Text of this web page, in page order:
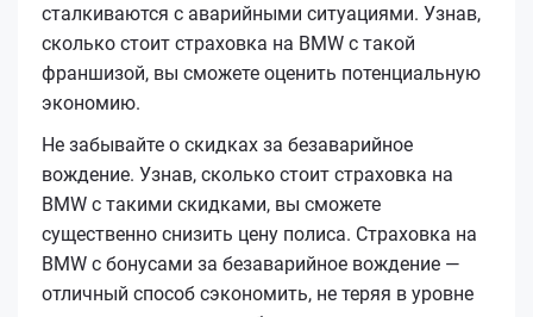
сталкиваются с аварийными ситуациями. Узнав,
сколько стоит страховка на BMW с такой
франшизой, вы сможете оценить потенциальную
экономию.
Не забывайте о скидках за безаварийное
вождение. Узнав, сколько стоит страховка на
BMW с такими скидками, вы сможете
существенно снизить цену полиса. Страховка на
BMW с бонусами за безаварийное вождение —
отличный способ сэкономить, не теряя в уровне